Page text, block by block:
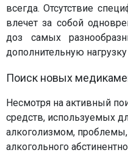
всегда. Отсутствие
влечет за собой
доз самых
дополнительную
Поиск новых
Несмотря на активный
средств, используемых
алкоголизмом,
алкогольного